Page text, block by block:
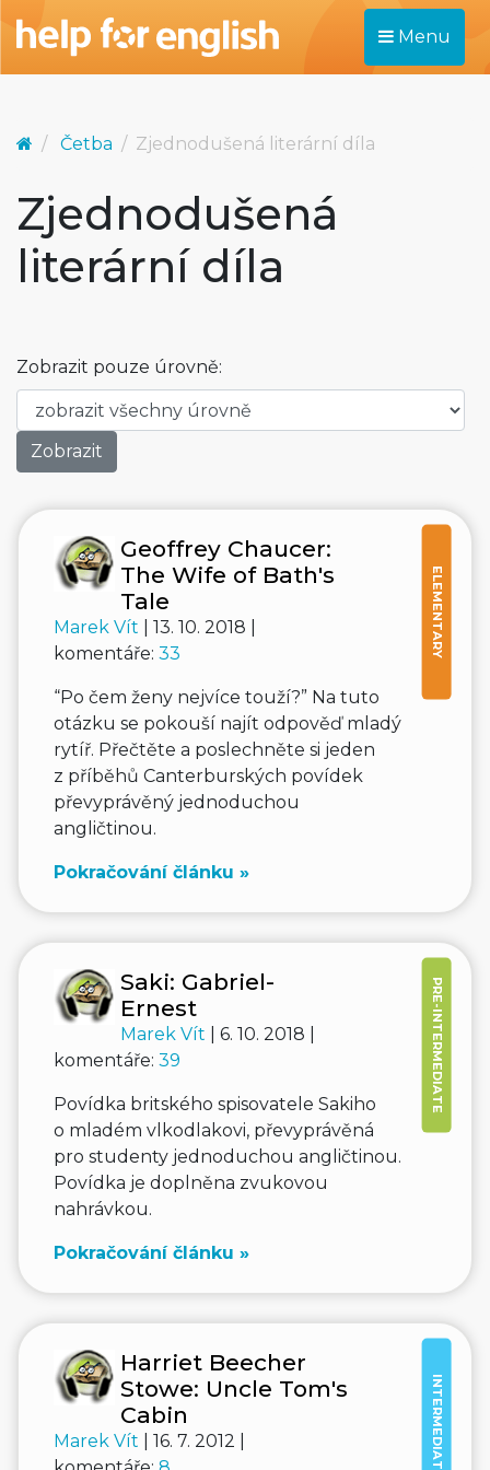
Menu
Četba Zjednodušená literární díla
Zjednodušená
literární díla
Zobrazit pouze úrovně:
ELEMENTARY
Geoffrey Chaucer:
The Wife of Bath's
Tale
Marek Vít
| 13. 10. 2018 |
komentáře: 33
“Po čem ženy nejvíce touží?” Na tuto
otázku se pokouší najít odpověď mladý
rytíř. Přečtěte a poslechněte si jeden
z příběhů Canterburských povídek
převyprávěný jednoduchou
angličtinou.
Pokračování článku »
PRE-INTERMEDIATE
Saki: Gabriel-
Ernest
Marek Vít
| 6. 10. 2018 |
komentáře: 39
Povídka britského spisovatele Sakiho
o mladém vlkodlakovi, převyprávěná
pro studenty jednoduchou angličtinou.
Povídka je doplněna zvukovou
nahrávkou.
Pokračování článku »
INTERMEDIATE
Harriet Beecher
Stowe: Uncle Tom's
Cabin
Marek Vít
| 16. 7. 2012 |